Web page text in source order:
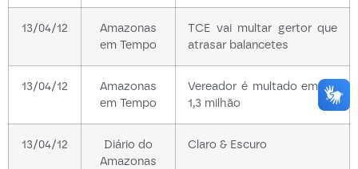
13/04/12
Amazonas
em Tempo
TCE vai multar gertor que
atrasar balancetes
13/04/12
Amazonas
em Tempo
Vereador é multado em R$
1,3 milhão
13/04/12
Diário do
Amazonas
Claro & Escuro